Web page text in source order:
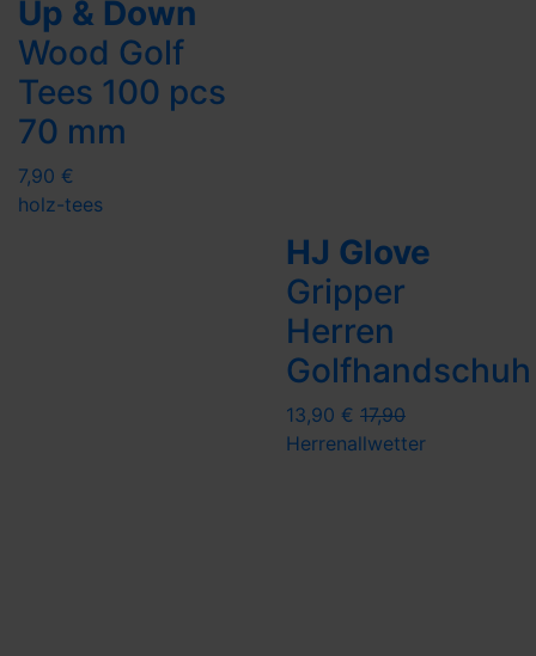
Up & Down
Wood Golf
Tees 100 pcs
70 mm
7,90 €
holz-tees
HJ Glove
Gripper
Herren
Golfhandschuh
13,90 € 17,90
Herrenallwetter